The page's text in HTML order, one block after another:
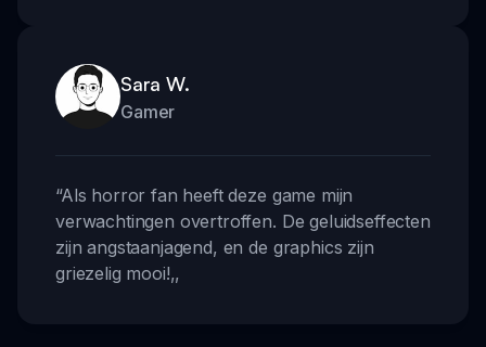
Sara W.
Gamer
“Als horror fan heeft deze game mijn
verwachtingen overtroffen. De geluidseffecten
zijn angstaanjagend, en de graphics zijn
griezelig mooi!,,